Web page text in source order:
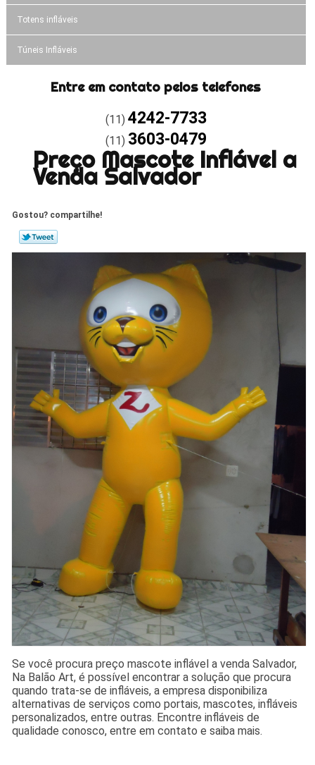
Totens infláveis
Túneis Infláveis
Entre em contato pelos telefones
(11) 4242-7733
(11) 3603-0479
Preço Mascote Inflável a
Venda Salvador
Gostou? compartilhe!
Se você procura preço mascote inflável a venda Salvador,
Na Balão Art, é possível encontrar a solução que procura
quando trata-se de infláveis, a empresa disponibiliza
alternativas de serviços como portais, mascotes, infláveis
personalizados, entre outras. Encontre infláveis de
qualidade conosco, entre em contato e saiba mais.